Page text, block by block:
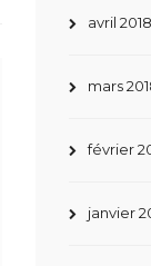
avril 2018
mars
février
janvier